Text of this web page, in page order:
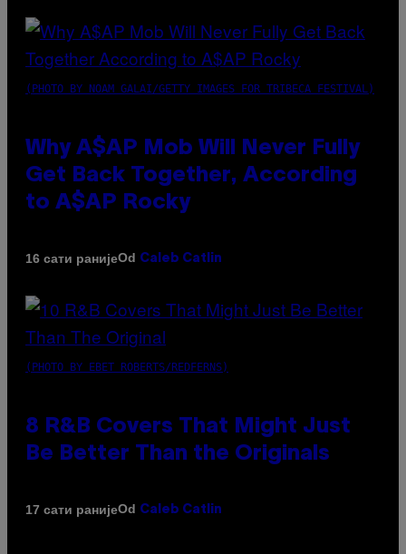
(PHOTO BY NOAM GALAI/GETTY IMAGES FOR TRIBECA FESTIVAL)
Why A$AP Mob Will Never Fully
Get Back Together, According
to A$AP Rocky
16 сати ранијеOd Caleb Catlin
(PHOTO BY EBET ROBERTS/REDFERNS)
8 R&B Covers That Might Just
Be Better Than the Originals
17 сати ранијеOd Caleb Catlin